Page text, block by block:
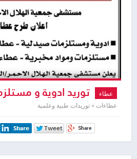
عطاء توريد ادوية و
،مستلزمات ومواد مخبرية
عطاءات » توريدات طبية وعلمية